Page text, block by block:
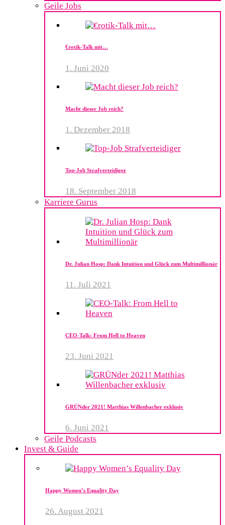
Geile Jobs
€rotik-Talk mit…
1. Juni 2020
Macht dieser Job reich?
1. Dezember 2018
Top-Job Strafverteidiger
18. September 2018
Karriere Gurus
Dr. Julian Hosp: Dank Intuition und Glück zum Multimillionär
11. Juli 2021
CEO-Talk: From Hell to Heaven
23. Juni 2021
GRÜNder 2021! Matthias Willenbacher exklusiv
6. Juni 2021
Geile Podcasts
Invest & Guide
Happy Women’s Equality Day
26. August 2021